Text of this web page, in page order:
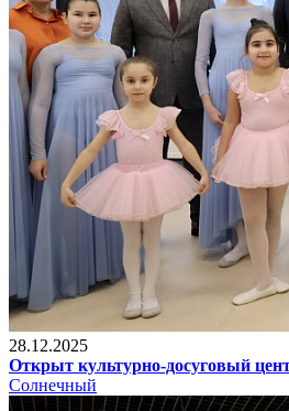
28.12.2025
Открыт культурно-досуговый
Солнечный